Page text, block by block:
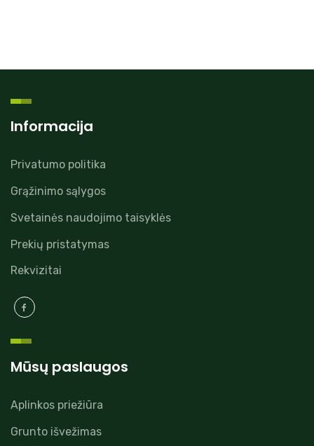
Informacija
Privatumo politika
Grąžinimo sąlygos
Svetainės naudojimo taisyklės
Prekių pristatymas
Rekvizitai
Mūsų paslaugos
Aplinkos priežiūra
Grunto išvežimas